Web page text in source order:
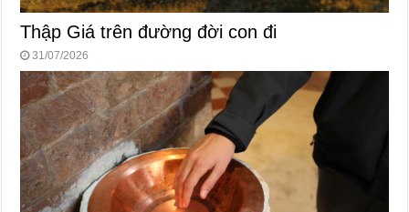
Thập Giá trên đường đời con đi
31/07/2026